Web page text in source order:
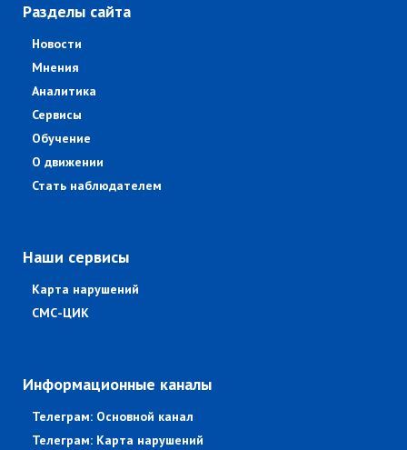
Разделы сайта
Новости
Мнения
Аналитика
Сервисы
Обучение
О движении
Стать наблюдателем
Наши сервисы
Карта нарушений
СМС-ЦИК
Информационные каналы
Телеграм: Основной канал
Телеграм: Карта нарушений